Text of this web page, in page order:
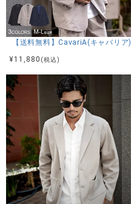
【送料無料】CavariA(キャバリ
¥11,880 (税込)